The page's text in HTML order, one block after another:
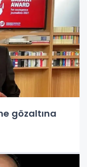
gözaltına